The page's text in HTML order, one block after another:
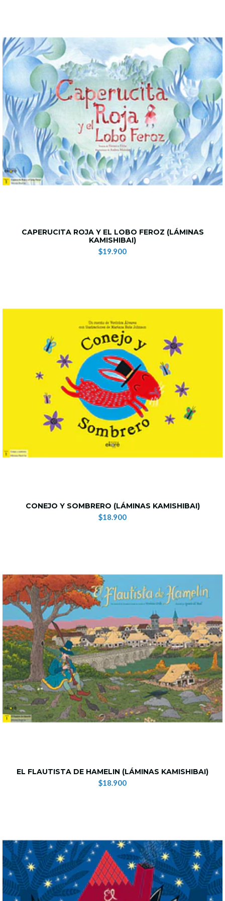
CAPERUCITA ROJA Y EL LOBO FEROZ (LÁMINAS
KAMISHIBAI)
$19.900
CONEJO Y SOMBRERO (LÁMINAS KAMISHIBAI)
$18.900
EL FLAUTISTA DE HAMELIN (LÁMINAS KAMISHIBAI)
$18.900